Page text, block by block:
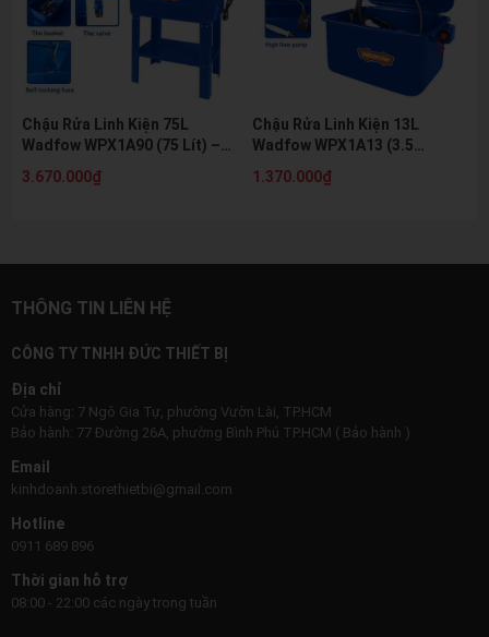
Chậu Rửa Linh Kiện 75L
Wadfow WPX1A90 (75 Lít) –
Cho Garage
3.670.000₫
Chậu Rửa Linh Kiện 13L
Wadfow WPX1A13 (3.5
1.370.000₫
THÔNG TIN LIÊN HỆ
CÔNG TY TNHH ĐỨC THIẾT BỊ
Địa chỉ
Cửa hàng: 7 Ngô Gia Tự, phường Vườn Lài, TP.HCM
Bảo hành: 77 Đường 26A, phường Bình Phú TP.HCM ( Bảo hành )
Email
kinhdoanh.storethietbi@gmail.com
Hotline
0911 689 896
Thời gian hỗ trợ
08:00 - 22:00 các ngày trong tuần